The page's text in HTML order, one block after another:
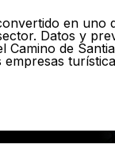
en uno
Datos y
Camino de
empresas